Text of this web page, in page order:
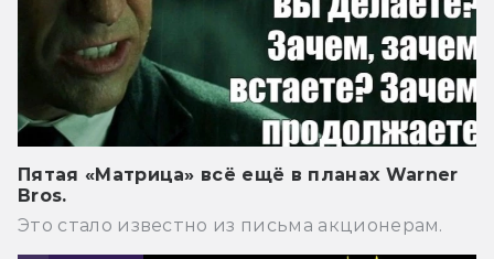
Пятая «Матрица» всё ещё в планах Warner
Bros.
Это стало известно из письма акционерам.